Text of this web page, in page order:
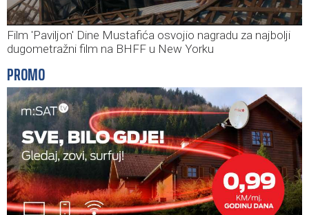
Film 'Paviljon' Dine Mustafića osvojio nagradu za najbolji
dugometražni film na BHFF u New Yorku
PROMO